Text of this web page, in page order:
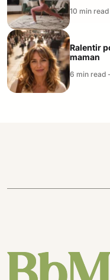
10 min
Ralentir
maman
6 min read